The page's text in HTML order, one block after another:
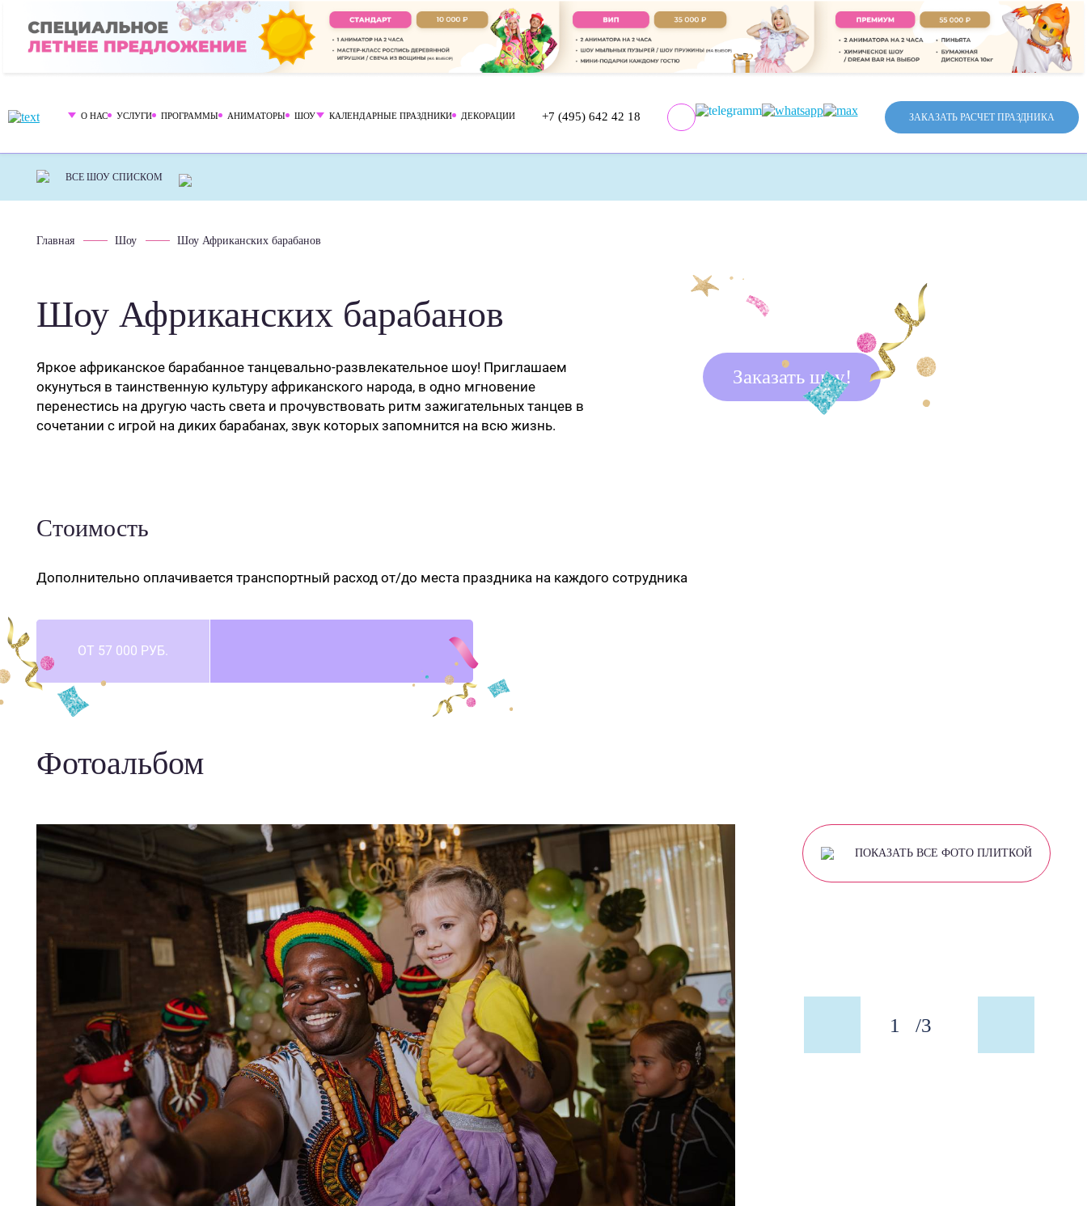
О НАС УСЛУГИ ПРОГРАММЫ АНИМАТОРЫ ШОУ КАЛЕНДАРНЫЕ ПРАЗДНИКИ ДЕКОРАЦИИ +7 (495) 642 42 18 ЗАКАЗАТЬ РАСЧЕТ ПРАЗДНИКА
Главная Шоу Шоу Африканских барабанов
Шоу Африканских барабанов
Яркое африканское барабанное танцевально-развлекательное шоу! Приглашаем
окунуться в таинственную культуру африканского народа, в одно мгновение
перенестись на другую часть света и прочувствовать ритм зажигательных танцев в
сочетании с игрой на диких барабанах, звук которых запомнится на всю жизнь.
Заказать шоу!
Стоимость
Дополнительно оплачивается транспортный расход от/до места праздника на каждого сотрудника
ОТ 57 000 РУБ.
Фотоальбом
ПОКАЗАТЬ ВСЕ ФОТО ПЛИТКОЙ
3